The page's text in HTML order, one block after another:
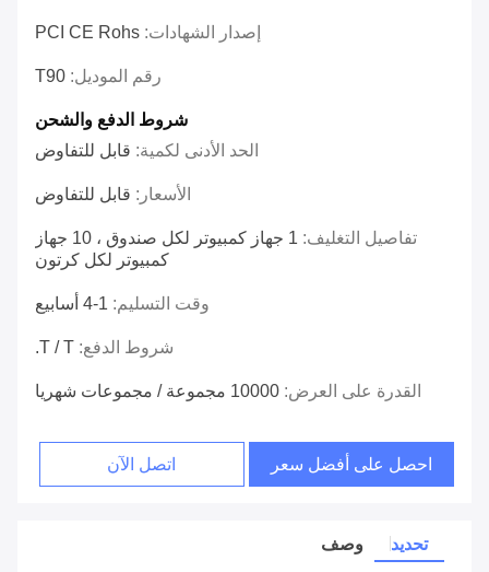
إصدار الشهادات: PCI CE Rohs
رقم الموديل: T90
شروط الدفع والشحن
الحد الأدنى لكمية: قابل للتفاوض
الأسعار: قابل للتفاوض
تفاصيل التغليف:
1 جهاز كمبيوتر لكل صندوق ، 10 جهاز
كمبيوتر لكل كرتون
وقت التسليم: 1-4 أسابيع
شروط الدفع: T / T.
القدرة على العرض: 10000 مجموعة / مجموعات شهريا
احصل على أفضل سعر اتصل الآن
تحديد وصف